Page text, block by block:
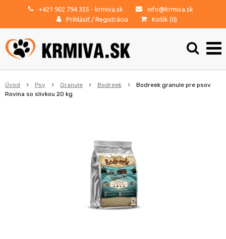
+421 902 794 355 - krmiva.sk
info@krmiva.sk
Prihlásiť / Registrácia Košík (0)
Úvod Psy Granule Bodreek
Bodreek granule pre psov
Rovina so slivkou 20 kg